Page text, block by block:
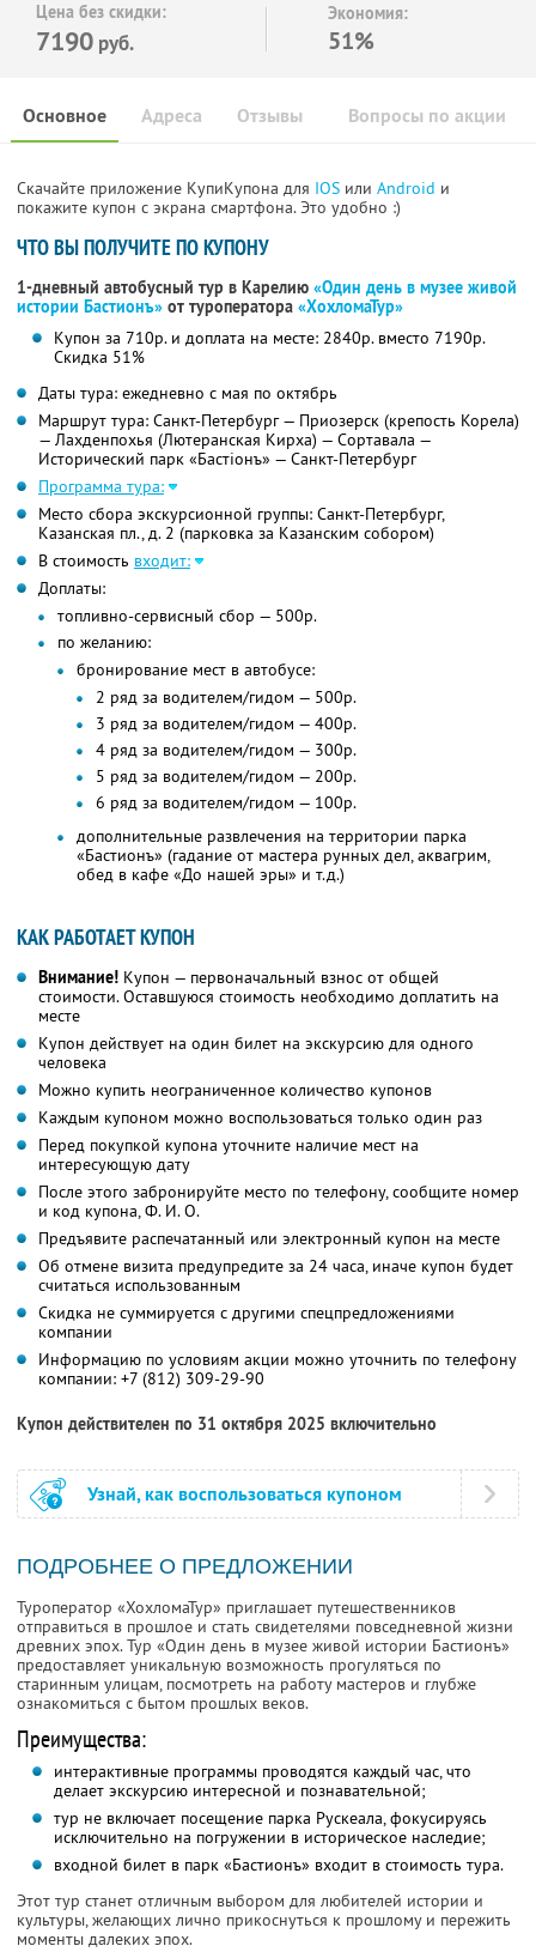
Цена без скидки:
7190 руб.
Экономия:
51%
Основное Отзывы Вопросы по акции
Адреса
Скачайте приложение КупиКупона для IOS или Android и
покажите купон с экрана смартфона. Это удобно :)
ЧТО ВЫ ПОЛУЧИТЕ ПО КУПОНУ
1-дневный автобусный тур в Карелию «Один день в музее живой
истории Бастионъ» от туроператора «ХохломаТур»
Купон за 710р. и доплата на месте: 2840р. вместо 7190р.
Скидка 51%
Даты тура: ежедневно с мая по октябрь
Маршрут тура: Санкт-Петербург — Приозерск (крепость Корела)
— Лахденпохья (Лютеранская Кирха) — Сортавала —
Исторический парк «Бастiонъ» — Санкт-Петербург
Программа тура:
Место сбора экскурсионной группы: Санкт-Петербург,
Казанская пл., д. 2 (парковка за Казанским собором)
В стоимость входит:
Доплаты:
топливно-сервисный сбор — 500р.
по желанию:
бронирование мест в автобусе:
2 ряд за водителем/гидом — 500р.
3 ряд за водителем/гидом — 400р.
4 ряд за водителем/гидом — 300р.
5 ряд за водителем/гидом — 200р.
6 ряд за водителем/гидом — 100р.
дополнительные развлечения на территории парка
«Бастионъ» (гадание от мастера рунных дел, аквагрим,
обед в кафе «До нашей эры» и т.д.)
КАК РАБОТАЕТ КУПОН
Внимание! Купон — первоначальный взнос от общей
стоимости. Оставшуюся стоимость необходимо доплатить на
месте
Купон действует на один билет на экскурсию для одного
человека
Можно купить неограниченное количество купонов
Каждым купоном можно воспользоваться только один раз
Перед покупкой купона уточните наличие мест на
интересующую дату
После этого забронируйте место по телефону, сообщите номер
и код купона,Ф. И. О.
Предъявите распечатанный или электронный купон на месте
Об отмене визита предупредите за 24 часа, иначе купон будет
считаться использованным
Скидка не суммируется с другими спецпредложениями
компании
Информацию по условиям акции можно уточнить по телефону
компании: +7 (812) 309-29-90
Купон действителен по 31 октября 2025 включительно
Узнай, как воспользоваться купоном
ПОДРОБНЕЕ О ПРЕДЛОЖЕНИИ
Туроператор «ХохломаТур» приглашает путешественников
отправиться в прошлое и стать свидетелями повседневной жизни
древних эпох. Тур «Один день в музее живой истории Бастионъ»
предоставляет уникальную возможность прогуляться по
старинным улицам, посмотреть на работу мастеров и глубже
ознакомиться с бытом прошлых веков.
Преимущества:
интерактивные программы проводятся каждый час, что
делает экскурсию интересной и познавательной;
тур не включает посещение парка Рускеала, фокусируясь
исключительно на погружении в историческое наследие;
входной билет в парк «Бастионъ» входит в стоимость тура.
Этот тур станет отличным выбором для любителей истории и
культуры, желающих лично прикоснуться к прошлому и пережить
моменты далеких эпох.